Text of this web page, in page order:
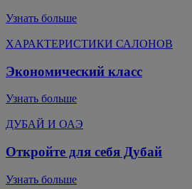
Узнать больше
ХАРАКТЕРИСТИКИ САЛОНОВ
Экономический класс
Узнать больше
ДУБАЙ И ОАЭ
Откройте для себя Дубай
Узнать больше